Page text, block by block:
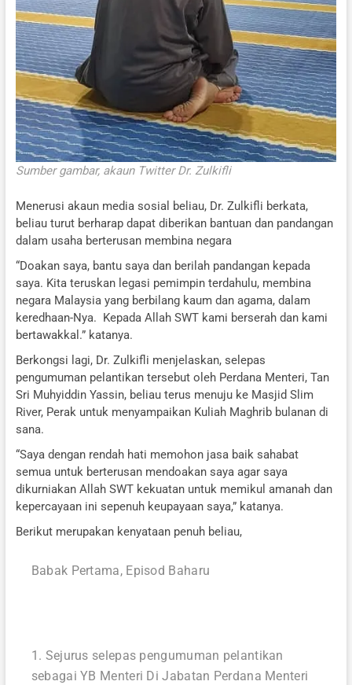
Sumber gambar, akaun Twitter Dr. Zulkifli
Menerusi akaun media sosial beliau, Dr. Zulkifli berkata,
beliau turut berharap dapat diberikan bantuan dan pandangan
dalam usaha berterusan membina negara
“Doakan saya, bantu saya dan berilah pandangan kepada
saya. Kita teruskan legasi pemimpin terdahulu, membina
negara Malaysia yang berbilang kaum dan agama, dalam
keredhaan-Nya. ⁣ Kepada Allah SWT kami berserah dan kami
bertawakkal.” katanya.
Berkongsi lagi, Dr. Zulkifli menjelaskan, selepas
pengumuman pelantikan tersebut oleh Perdana Menteri, Tan
Sri Muhyiddin Yassin, beliau terus menuju ke Masjid Slim
River, Perak untuk menyampaikan Kuliah Maghrib bulanan di
sana. ⁣
“Saya dengan rendah hati memohon jasa baik sahabat
semua untuk berterusan mendoakan saya agar saya
dikurniakan Allah SWT kekuatan untuk memikul amanah dan
kepercayaan ini sepenuh keupayaan saya,” katanya.
Berikut merupakan kenyataan penuh beliau,
Babak Pertama, Episod Baharu⁣
1. Sejurus selepas pengumuman pelantikan
sebagai YB Menteri Di Jabatan Perdana Menteri